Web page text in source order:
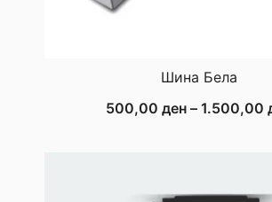
Шина Бела
500,00 ден – 1.500,00